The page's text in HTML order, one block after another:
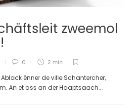
zweemol
0 2 min
ënner de ville Schantercher,
An et ass an der Haaptsaach...